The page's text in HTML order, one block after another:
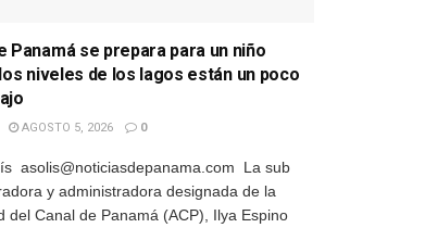
Panamá se prepara para un niño
niveles de los lagos están un poco
AGOSTO 5, 2026 0
asolis@noticiasdepanama.com La sub
y administradora designada de la
del Canal de Panamá (ACP), Ilya Espino